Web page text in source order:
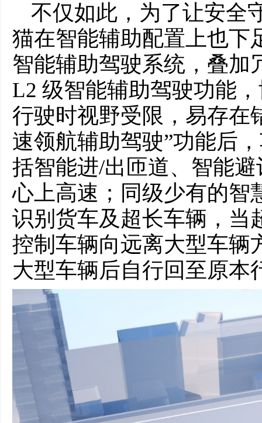
不仅如此，为了让安全
猫在智能辅助配置上也下
智能辅助驾驶系统，叠加
L2 级智能辅助驾驶功能
行驶时视野受限，易存在
速领航辅助驾驶”功能后
括智能进/出匝道、智能
心上高速；同级少有的智
识别货车及超长车辆，当
控制车辆向远离大型车辆
大型车辆后自行回至原本